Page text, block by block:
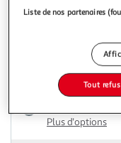
Livraison dès 6/
4,99€
Multishop
Livraison dès
Plus d'options
Liste de nos partenaires
Tout